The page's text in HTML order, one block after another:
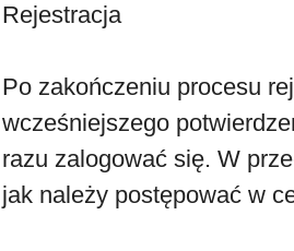
Rejestracja
Po zakończeniu procesu
wcześniejszego
razu zalogować się. W
jak należy postępować w